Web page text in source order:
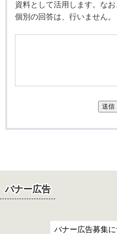
資料として活用します。な
個別の回答は、行いません。
送信
バナー広告
バナー広告募集